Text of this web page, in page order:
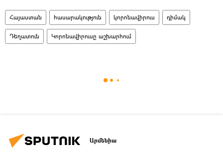
Հայաստան հասարակություն կորոնավիրուս դիմակ
Դեղատուն Կորոնավիրուսը աշխարհում
Արմենիա